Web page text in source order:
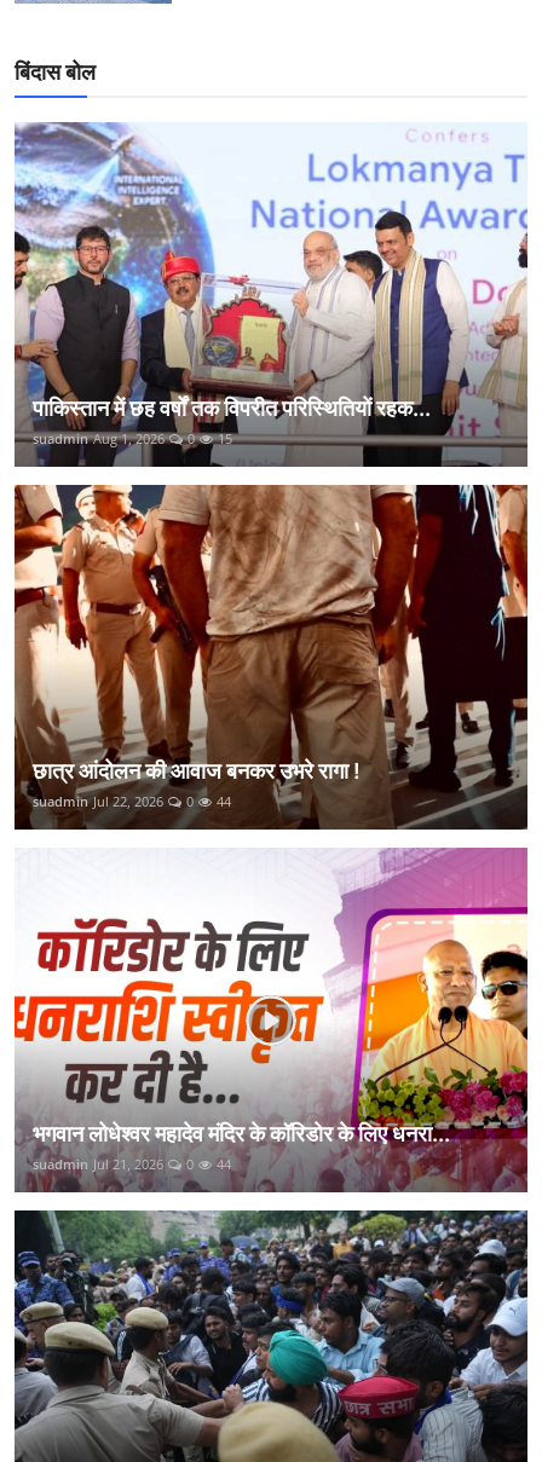
बिंदास बोल
पाकिस्तान में छह वर्षों तक विपरीत परिस्थितियों रहक...
suadmin Aug 1, 2026 0 15
छात्र आंदोलन की आवाज बनकर उभरे रागा !
suadmin Jul 22, 2026 0 44
भगवान लोधेश्वर महादेव मंदिर के कॉरिडोर के लिए धनरा...
suadmin Jul 21, 2026 0 44